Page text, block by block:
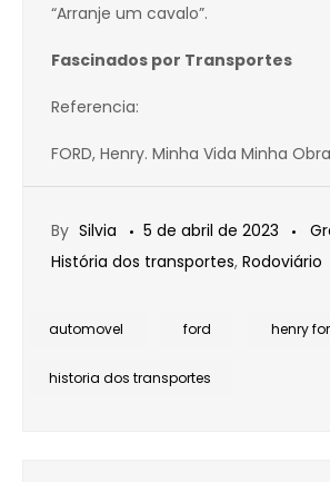
“Arranje um cavalo”.
Fascinados por Transportes
Referencia:
FORD, Henry. Minha Vida Minha
By Silvia 5 de abril de 2023
História dos transportes, Rodoviário
automovel ford henry
historia dos transportes